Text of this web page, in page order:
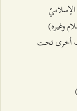
وغيره)
أخرى تحت